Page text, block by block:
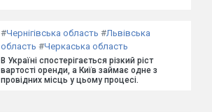
#Чернігівська область #Львівська
область #Черкаська область
В Україні спостерігається різкий ріст
вартості оренди, а Київ займає одне з
провідних місць у цьому процесі.